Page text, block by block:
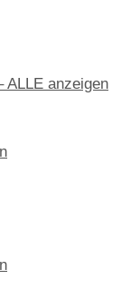
ALLE anzeigen